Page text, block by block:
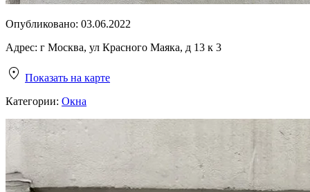
Опубликовано: 03.06.2022
Адрес: г Москва, ул Красного Маяка, д 13 к 3
Показать на карте
Категории: Окна